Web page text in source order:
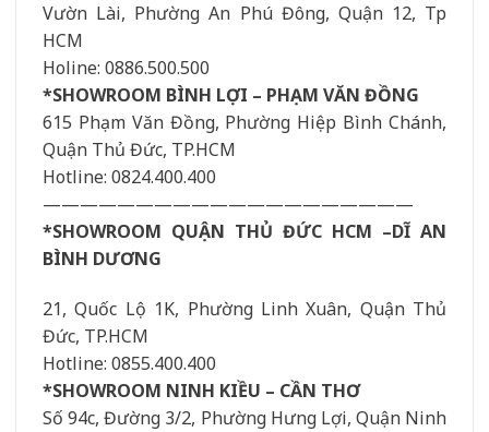
Vườn Lài, Phường An Phú Đông, Quận 12, Tp
HCM
Holine: 0886.500.500
*SHOWROOM BÌNH LỢI – PHẠM VĂN ĐỒNG
615 Phạm Văn Đồng, Phường Hiệp Bình Chánh,
Quận Thủ Đức, TP.HCM
Hotline: 0824.400.400
————————————————————
*SHOWROOM QUẬN THỦ ĐỨC HCM –DĨ AN
BÌNH DƯƠNG
21, Quốc Lộ 1K, Phường Linh Xuân, Quận Thủ
Đức, TP.HCM
Hotline: 0855.400.400
*SHOWROOM NINH KIỀU – CẦN THƠ
Số 94c, Đường 3/2, Phường Hưng Lợi, Quận Ninh